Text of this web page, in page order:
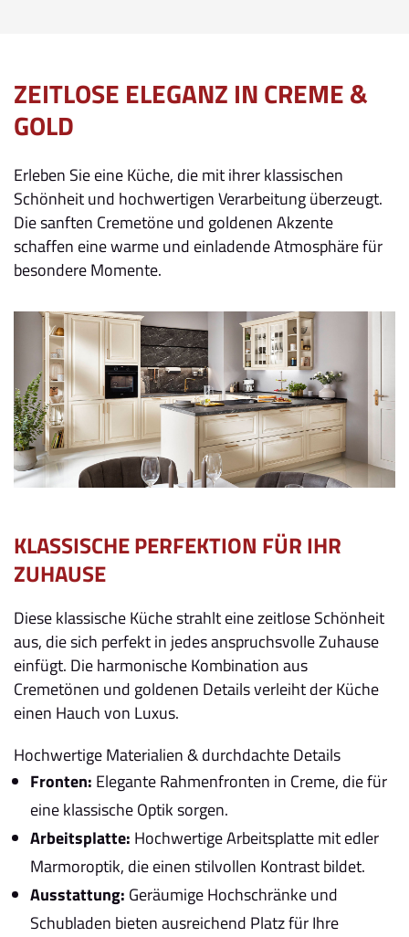
ZEITLOSE ELEGANZ IN CREME &
GOLD
Erleben Sie eine Küche, die mit ihrer klassischen
Schönheit und hochwertigen Verarbeitung überzeugt.
Die sanften Cremetöne und goldenen Akzente
schaffen eine warme und einladende Atmosphäre für
besondere Momente.
KLASSISCHE PERFEKTION FÜR IHR
ZUHAUSE
Diese klassische Küche strahlt eine zeitlose Schönheit
aus, die sich perfekt in jedes anspruchsvolle Zuhause
einfügt. Die harmonische Kombination aus
Cremetönen und goldenen Details verleiht der Küche
einen Hauch von Luxus.
Hochwertige Materialien & durchdachte Details
Fronten: Elegante Rahmenfronten in Creme, die für
eine klassische Optik sorgen.
Arbeitsplatte: Hochwertige Arbeitsplatte mit edler
Marmoroptik, die einen stilvollen Kontrast bildet.
Ausstattung: Geräumige Hochschränke und
Schubladen bieten ausreichend Platz für Ihre